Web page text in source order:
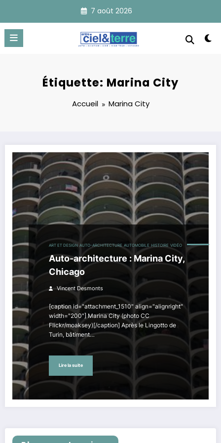
contenu
7 août 2026
Étiquette: Marina City
Accueil Marina City
ART ET DESIGN AUTO-ARCHITECTURE AUTOMOBILE HISTOIRE VIDÉO
Auto-architecture : Marina City,
Chicago
Vincent Desmonts
[caption id="attachment_1510" align="alignright"
width="200"] Marina City (photo CC
Flickr/moaksey)[/caption] Après le Lingotto de
Turin, bâtiment…
Lire la suite